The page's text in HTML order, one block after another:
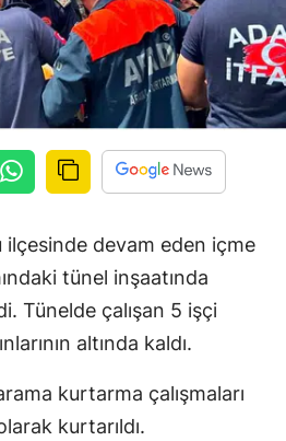
ilçesinde devam eden içme
tünel inşaatında
Tünelde çalışan 5 işçi
altında kaldı.
kurtarma çalışmaları
kurtarıldı.